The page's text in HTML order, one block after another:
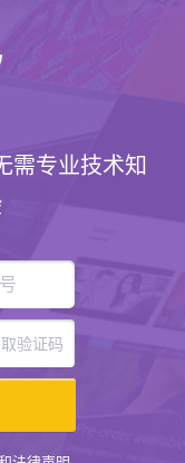
需专业技术知
验证码